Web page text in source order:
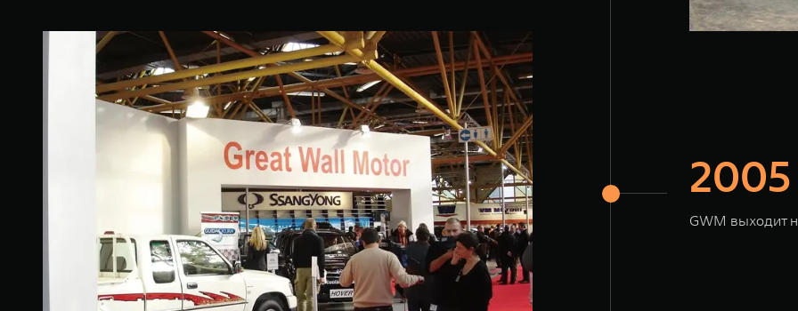
2005
GWM выходит